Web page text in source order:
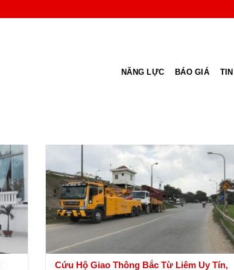
NĂNG LỰC BÁO GIÁ
Cứu Hộ Giao Thông Bắc Từ Liêm Uy Tín,